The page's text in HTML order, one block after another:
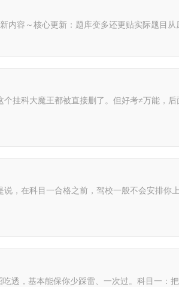
容～核心更新：题库变多还更贴实际题目
挂科大魔王都被直接删了。但好考≠万能
，在科目一合格之前，驾校一般不会安排你
透，基本能保你少踩雷、一次过。科目一：